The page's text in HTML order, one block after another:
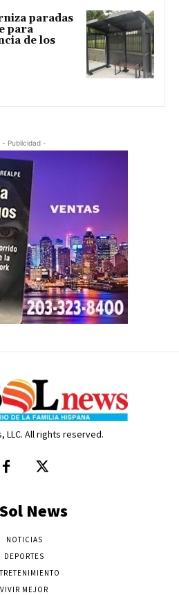
paradas
para
de los
- Publicidad -
LLC. All rights reserved.
News
NOTICIAS
DEPORTES
VIVIR MEJOR